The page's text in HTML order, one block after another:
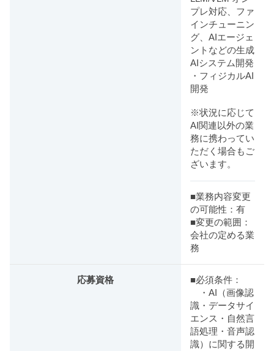
プレ対応、ファ
インチューニン
グ、AIエージェ
ントなどの生成
AIシステム開発
・フィジカルAI
開発
※状況に応じて
AI関連以外の業
務に携わってい
ただく場合もご
ざいます。
■業務内容変更
の可能性：有
■変更の範囲：
会社の定める業
務
応募資格
■必須条件：
・AI（画像認
識・データサイ
エンス・自然言
語処理・音声認
識）に関する開